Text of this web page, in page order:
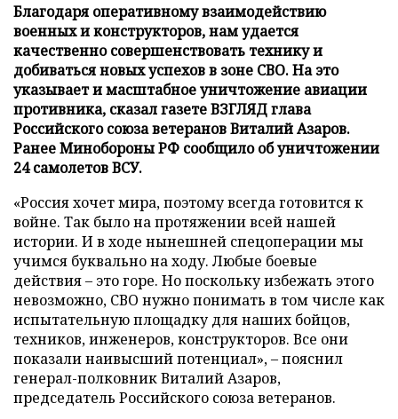
Благодаря оперативному взаимодействию
военных и конструкторов, нам удается
качественно совершенствовать технику и
добиваться новых успехов в зоне СВО. На это
указывает и масштабное уничтожение авиации
противника, сказал газете ВЗГЛЯД глава
Российского союза ветеранов Виталий Азаров.
Ранее Минобороны РФ сообщило об уничтожении
24 самолетов ВСУ.
«Россия хочет мира, поэтому всегда готовится к
войне. Так было на протяжении всей нашей
истории. И в ходе нынешней спецоперации мы
учимся буквально на ходу. Любые боевые
действия – это горе. Но поскольку избежать этого
невозможно, СВО нужно понимать в том числе как
испытательную площадку для наших бойцов,
техников, инженеров, конструкторов. Все они
показали наивысший потенциал», – пояснил
генерал-полковник Виталий Азаров,
председатель Российского союза ветеранов.